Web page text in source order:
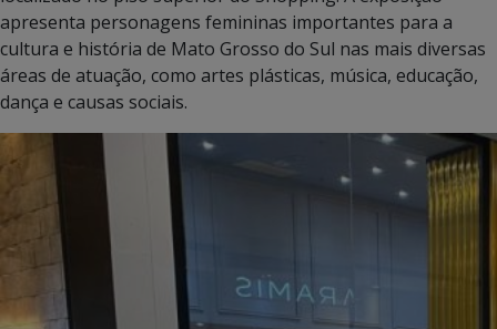
apresenta personagens femininas importantes para a
cultura e história de Mato Grosso do Sul nas mais diversas
áreas de atuação, como artes plásticas, música, educação,
dança e causas sociais.